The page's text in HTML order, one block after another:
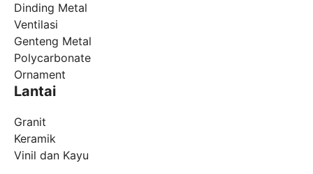
Dinding Metal
Ventilasi
Genteng Metal
Polycarbonate
Ornament
Lantai
Granit
Keramik
Vinil dan Kayu